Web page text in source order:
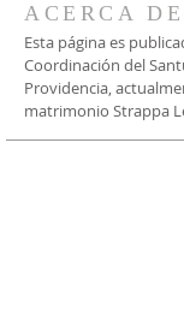
ACERCA
Esta página es
Coordinación del
Providencia,
matrimonio Strappa